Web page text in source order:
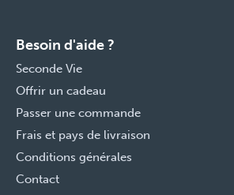
Besoin d'aide ?
Seconde Vie
Offrir un cadeau
Passer une commande
Frais et pays de livraison
Conditions générales
Contact